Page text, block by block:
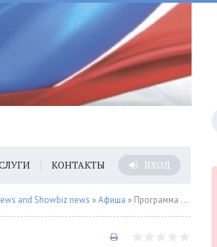
КОНТАКТЫ ВХОД
and Showbiz news »Афиша » Программа из шедевров композиторов XX века